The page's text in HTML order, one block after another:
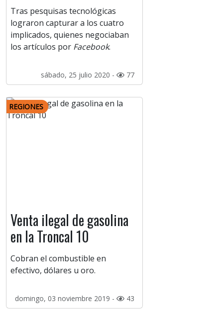
Tras pesquisas tecnológicas
lograron capturar a los cuatro
implicados, quienes negociaban
los artículos por Facebook.
sábado, 25 julio 2020 - 77
REGIONES
Venta ilegal de gasolina
en la Troncal 10
Cobran el combustible en
efectivo, dólares u oro.
domingo, 03 noviembre 2019 - 43